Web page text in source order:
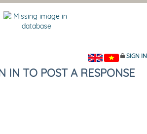
SIGN IN
IN TO POST A RESPONSE